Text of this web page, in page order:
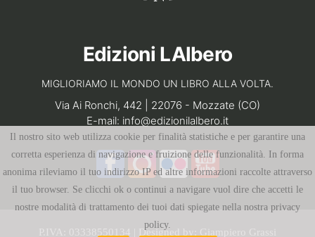
Il nostro sito web utilizza cookie per finalità statistiche e per garantire una
corretta esperienza di navigazione e fruizione delle funzionalità. In forma
anonima rileviamo il tuo indirizzo IP ed altre informazioni raccolte attraverso
il tuo browser. Se clicchi ok o continui a navigare vuol dire che accetti le
nostre modalità di trattamento dei tuoi dati spiegate nella nostra privacy
policy.
Edizioni LAlbero
MIGLIORIAMO IL MONDO UN LIBRO ALLA VOLTA.
Via Ai Ronchi, 442 | 22076 - Mozzate (CO)
E-mail: info@edizionilalbero.it
P.IVA: 03338550134 | Designed by: